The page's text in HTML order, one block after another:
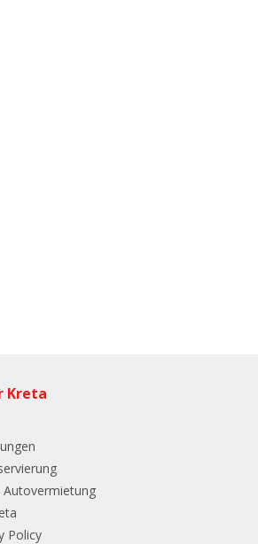
Kreta
Autovermietung
Policy